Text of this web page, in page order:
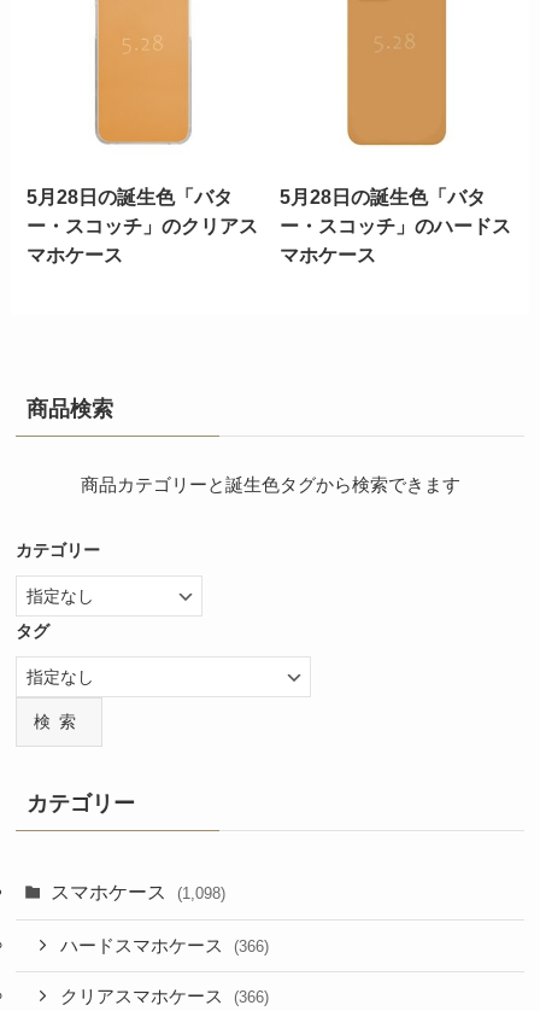
5月28日の誕生色「バタ
ー・スコッチ」のクリアス
マホケース
5月28日の誕生色「バタ
ー・スコッチ」のハードス
マホケース
商品検索
商品カテゴリーと誕生色タグから検索できます
カテゴリー
タグ
検索
カテゴリー
スマホケース (1,098)
ハードスマホケース (366)
クリアスマホケース (366)